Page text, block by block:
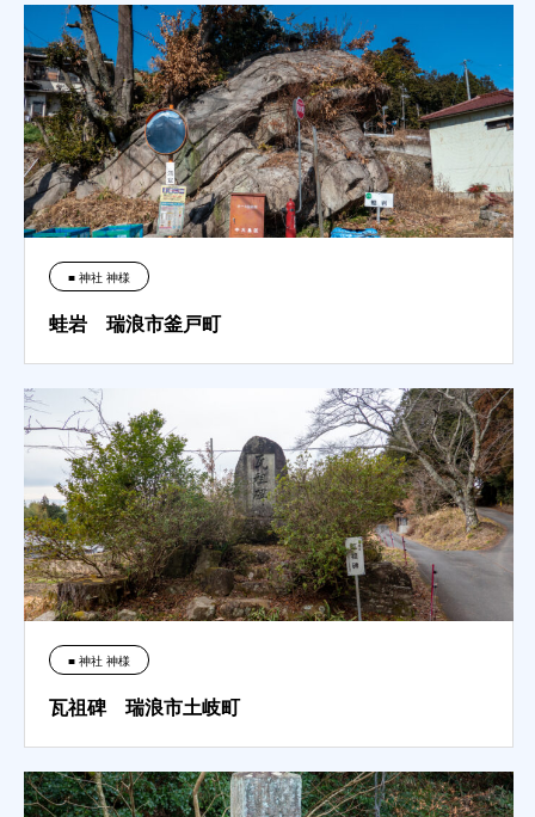
■ 神社 神様
蛙岩 瑞浪市釜戸町
■ 神社 神様
瓦祖碑 瑞浪市土岐町